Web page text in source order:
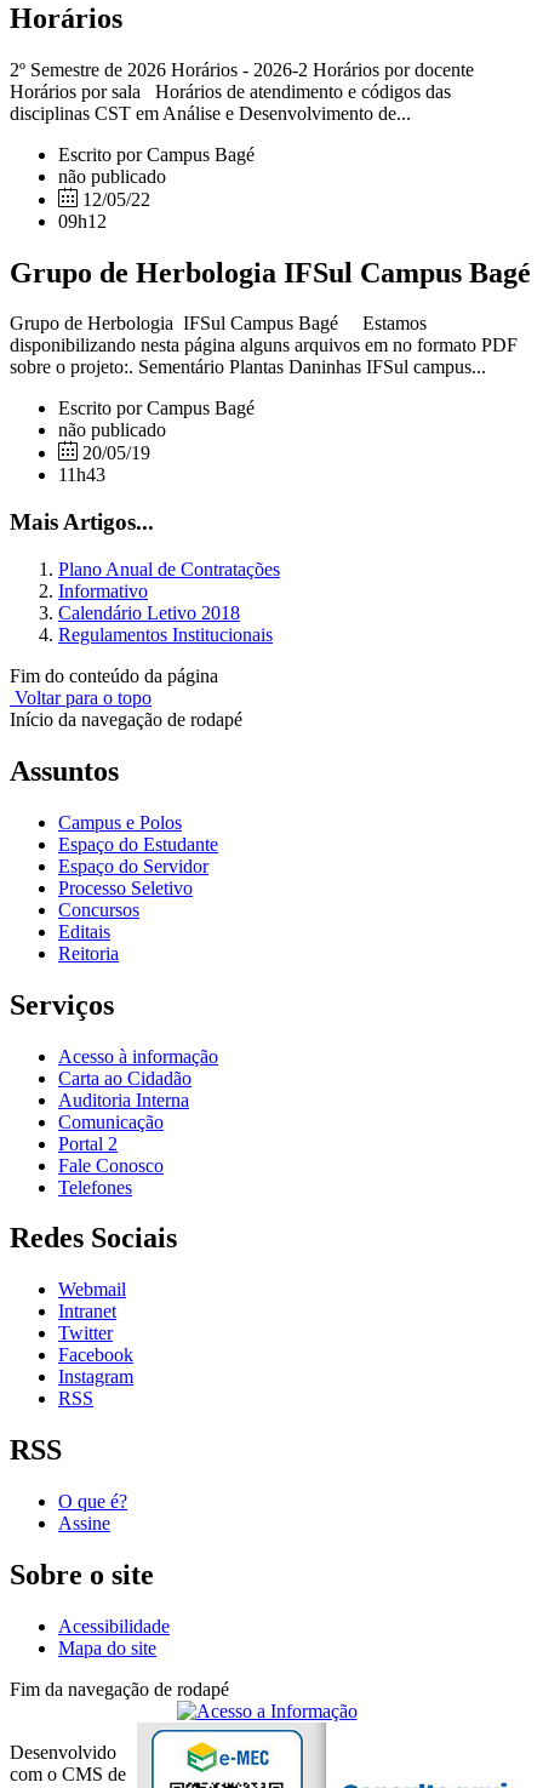
Horários
2º Semestre de 2026 Horários - 2026-2 Horários por docente
Horários por sala Horários de atendimento e códigos das
disciplinas CST em Análise e Desenvolvimento de...
Escrito por Campus Bagé
não publicado
12/05/22
09h12
Grupo de Herbologia IFSul Campus Bagé
Grupo de Herbologia IFSul Campus Bagé Estamos
disponibilizando nesta página alguns arquivos em no formato PDF
sobre o projeto:. Sementário Plantas Daninhas IFSul campus...
Escrito por Campus Bagé
não publicado
20/05/19
11h43
Mais Artigos...
Plano Anual de Contratações
Informativo
Calendário Letivo 2018
Regulamentos Institucionais
Fim do conteúdo da página
Voltar para o topo
Início da navegação de rodapé
Assuntos
Campus e Polos
Espaço do Estudante
Espaço do Servidor
Processo Seletivo
Concursos
Editais
Reitoria
Serviços
Acesso à informação
Carta ao Cidadão
Auditoria Interna
Comunicação
Portal 2
Fale Conosco
Telefones
Redes Sociais
Webmail
Intranet
Twitter
Facebook
Instagram
RSS
RSS
O que é?
Assine
Sobre o site
Acessibilidade
Mapa do site
Fim da navegação de rodapé
Desenvolvido
com o CMS de